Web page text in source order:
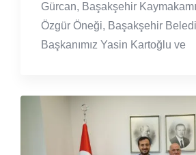
Gürcan, Başakşehir
Özgür Öneği, Başakşehir
Başkanımız Yasin Kartoğlu ve